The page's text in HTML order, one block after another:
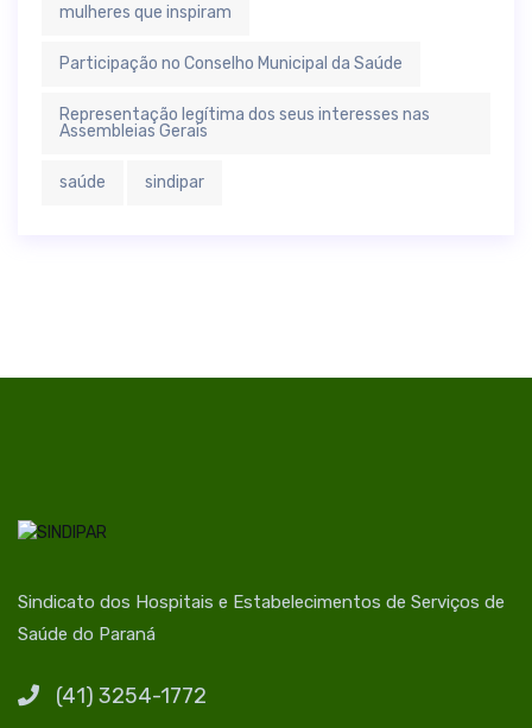
mulheres que inspiram
Participação no Conselho Municipal da Saúde
Representação legítima dos seus interesses nas
Assembleias Gerais
saúde sindipar
Sindicato dos Hospitais e Estabelecimentos de Serviços de
Saúde do Paraná
(41) 3254-1772